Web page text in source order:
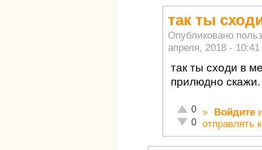
так ты
Опубликовано
апреля, 2018 - 10:41
так ты сходи в
прилюдно скажи.
Отлично!
0
Неадекватно!
0
» Войдите
отправлять